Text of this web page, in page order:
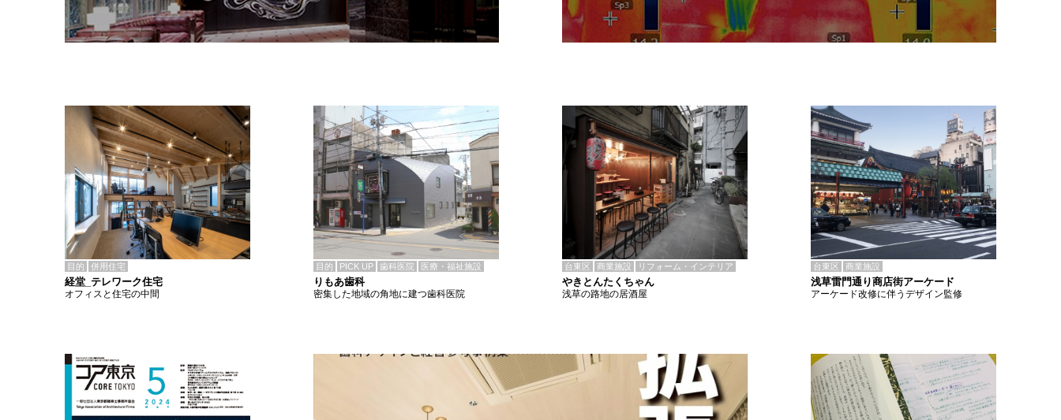
目的 併用住宅
経堂_テレワーク住宅
オフィスと住宅の中間
目的 PICK UP 歯科医院 医療・福祉施設
りもあ歯科
密集した地域の角地に建つ歯科医院
台東区 商業施設 リフォーム・インテリア
やきとんたくちゃん
浅草の路地の居酒屋
台東区 商業施設
浅草雷門通り商店街アーケード
アーケード改修に伴うデザイン監修